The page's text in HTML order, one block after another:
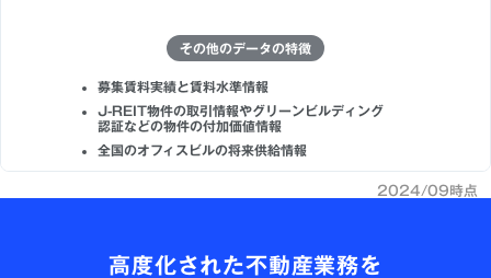
その他のデータの特徴
募集賃料実績と賃料水準情報
J-REIT物件の取引情報やグリーンビルディング
認証などの物件の付加価値情報
全国のオフィスビルの将来供給情報
2024/09時点
高度化された不動産業務を